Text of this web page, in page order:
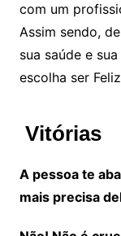
com um
Assim sendo,
sua saúde e
escolha ser
Vitórias
A pessoa te
mais precisa